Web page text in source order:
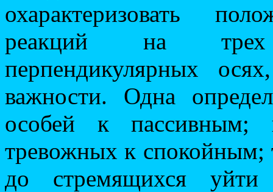
охарактеризовать
реакций на трех
перпендикулярных
важности. Одна
особей к пассивным;
тревожных к спокойным;
до стремящихся уйти